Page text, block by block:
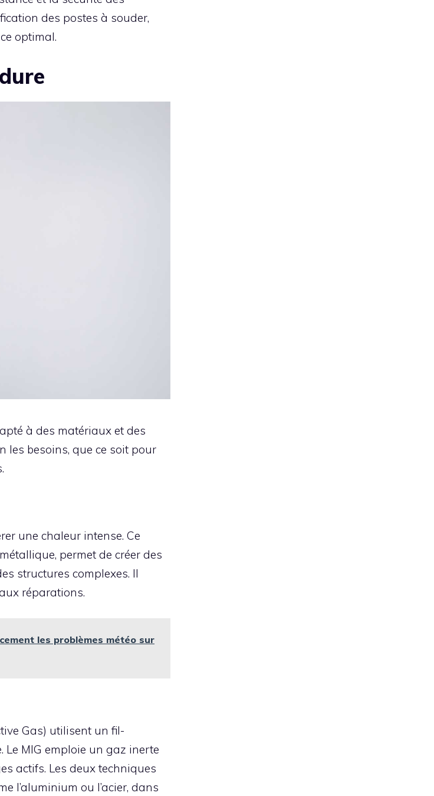
des postes à souder,
optimal.
à des matériaux et des
les besoins, que ce soit pour
une chaleur intense. Ce
permet de créer des
structures complexes. Il
réparations.
les problèmes météo sur
Gas) utilisent un fil-
MIG emploie un gaz inerte
actifs. Les deux techniques
l’aluminium ou l’acier, dans